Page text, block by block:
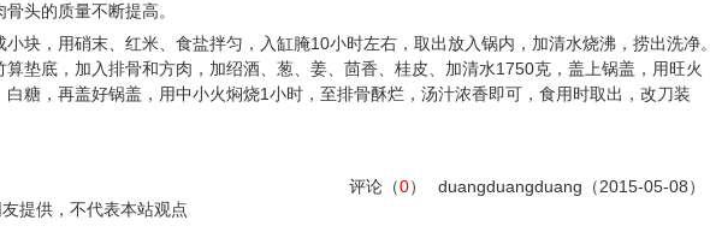
头的质量不断提高。
小块，用硝末、红米、食盐拌匀，入缸腌10小时左右，取出放入锅内，加清水烧沸，捞出洗净。
算垫底，加入排骨和方肉，加绍酒、葱、姜、茴香、桂皮、加清水1750克，盖上锅盖，用旺火
白糖，再盖好锅盖，用中小火焖烧1小时，至排骨酥烂，汤汁浓香即可，食用时取出，改刀装
duangduangduang （2015-05-08）
评论（0）
提供，不代表本站观点